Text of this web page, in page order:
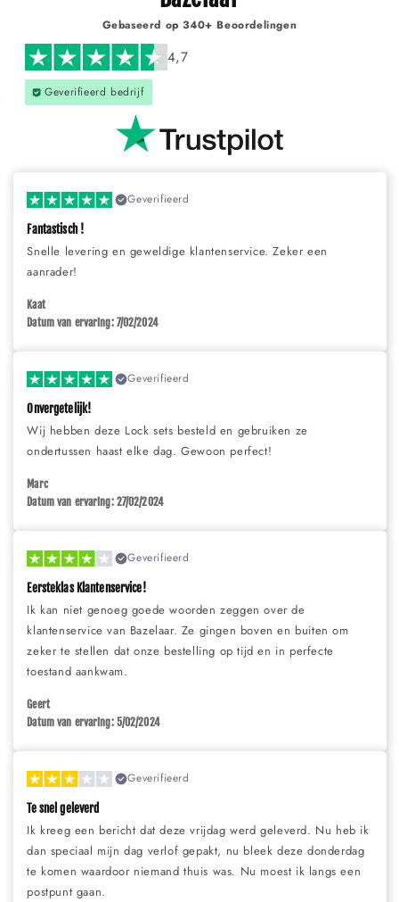
Gebaseerd op 340+ Beoordelingen
4,7
Geverifieerd bedrijf
Geverifieerd
Fantastisch !
Snelle levering en geweldige klantenservice. Zeker een
aanrader!
Kaat
Datum van ervaring: 7/02/2024
Geverifieerd
Onvergetelijk!
Wij hebben deze Lock sets besteld en gebruiken ze
ondertussen haast elke dag. Gewoon perfect!
Marc
Datum van ervaring: 27/02/2024
Geverifieerd
Eersteklas Klantenservice!
Ik kan niet genoeg goede woorden zeggen over de
klantenservice van Bazelaar. Ze gingen boven en buiten om
zeker te stellen dat onze bestelling op tijd en in perfecte
toestand aankwam.
Geert
Datum van ervaring: 5/02/2024
Geverifieerd
Te snel geleverd
Ik kreeg een bericht dat deze vrijdag werd geleverd. Nu heb ik
dan speciaal mijn dag verlof gepakt, nu bleek deze donderdag
te komen waardoor niemand thuis was. Nu moest ik langs een
postpunt gaan.